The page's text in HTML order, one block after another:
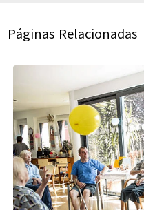
Páginas Relacionadas